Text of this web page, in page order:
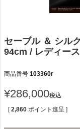
セーブル ＆ シル
94cm / レディー
商品番号 103360r
¥286,000税込
[ 2,860 ポイント進呈 ]